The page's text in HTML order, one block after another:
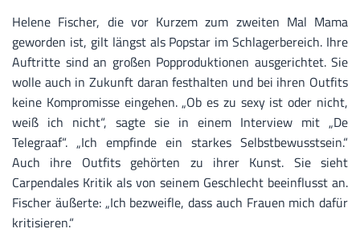
Helene Fischer, die vor Kurzem zum zweiten Mal Mama
geworden ist, gilt längst als Popstar im Schlagerbereich. Ihre
Auftritte sind an großen Popproduktionen ausgerichtet. Sie
wolle auch in Zukunft daran festhalten und bei ihren Outfits
keine Kompromisse eingehen. „Ob es zu sexy ist oder nicht,
weiß ich nicht“, sagte sie in einem Interview mit „De
Telegraaf“. „Ich empfinde ein starkes Selbstbewusstsein.“
Auch ihre Outfits gehörten zu ihrer Kunst. Sie sieht
Carpendales Kritik als von seinem Geschlecht beeinflusst an.
Fischer äußerte: „Ich bezweifle, dass auch Frauen mich dafür
kritisieren.“